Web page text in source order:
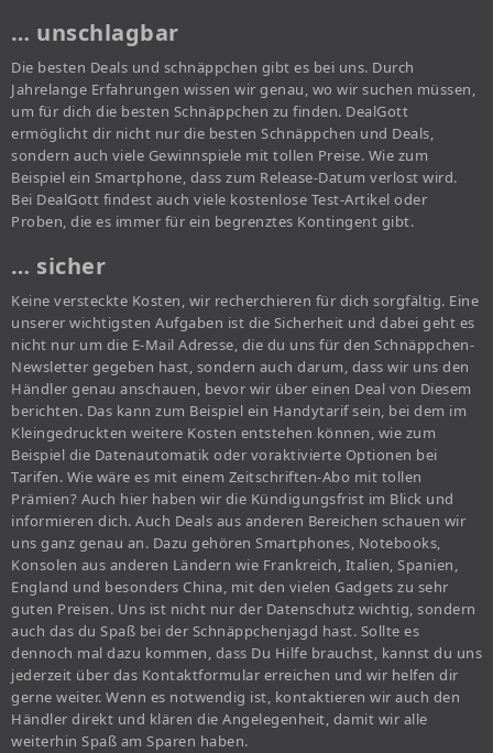
… unschlagbar
Die besten Deals und schnäppchen gibt es bei uns. Durch
Jahrelange Erfahrungen wissen wir genau, wo wir suchen müssen,
um für dich die besten Schnäppchen zu finden. DealGott
ermöglicht dir nicht nur die besten Schnäppchen und Deals,
sondern auch viele Gewinnspiele mit tollen Preise. Wie zum
Beispiel ein Smartphone, dass zum Release-Datum verlost wird.
Bei DealGott findest auch viele kostenlose Test-Artikel oder
Proben, die es immer für ein begrenztes Kontingent gibt.
… sicher
Keine versteckte Kosten, wir recherchieren für dich sorgfältig. Eine
unserer wichtigsten Aufgaben ist die Sicherheit und dabei geht es
nicht nur um die E-Mail Adresse, die du uns für den Schnäppchen-
Newsletter gegeben hast, sondern auch darum, dass wir uns den
Händler genau anschauen, bevor wir über einen Deal von Diesem
berichten. Das kann zum Beispiel ein Handytarif sein, bei dem im
Kleingedruckten weitere Kosten entstehen können, wie zum
Beispiel die Datenautomatik oder voraktivierte Optionen bei
Tarifen. Wie wäre es mit einem Zeitschriften-Abo mit tollen
Prämien? Auch hier haben wir die Kündigungsfrist im Blick und
informieren dich. Auch Deals aus anderen Bereichen schauen wir
uns ganz genau an. Dazu gehören Smartphones, Notebooks,
Konsolen aus anderen Ländern wie Frankreich, Italien, Spanien,
England und besonders China, mit den vielen Gadgets zu sehr
guten Preisen. Uns ist nicht nur der Datenschutz wichtig, sondern
auch das du Spaß bei der Schnäppchenjagd hast. Sollte es
dennoch mal dazu kommen, dass Du Hilfe brauchst, kannst du uns
jederzeit über das Kontaktformular erreichen und wir helfen dir
gerne weiter. Wenn es notwendig ist, kontaktieren wir auch den
Händler direkt und klären die Angelegenheit, damit wir alle
weiterhin Spaß am Sparen haben.